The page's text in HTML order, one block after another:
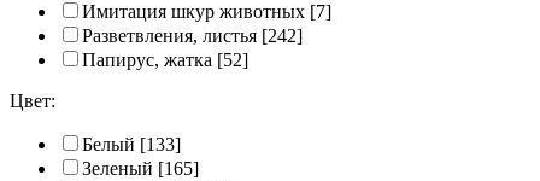
Имитация шкур животных [7]
Разветвления, листья [242]
Папирус, жатка [52]
Цвет:
Белый [133]
Зеленый [165]